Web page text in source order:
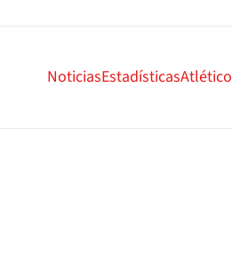
NoticiasEstadísticasAtlético